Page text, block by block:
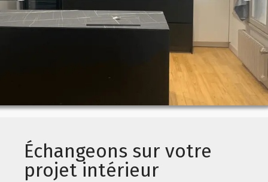
Échangeons sur votre
projet intérieur